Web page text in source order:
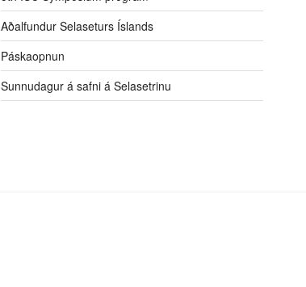
Aðalfundur Selaseturs Íslands
Páskaopnun
Sunnudagur á safni á Selasetrinu